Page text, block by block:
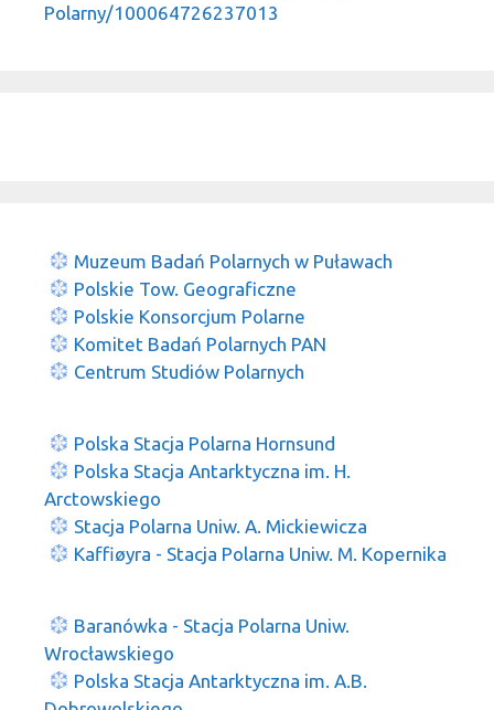
Polarny/100064726237013
Muzeum Badań Polarnych w Puławach
Polskie Tow. Geograficzne
Polskie Konsorcjum Polarne
Komitet Badań Polarnych PAN
Centrum Studiów Polarnych
Polska Stacja Polarna Hornsund
Polska Stacja Antarktyczna im. H.
Arctowskiego
Stacja Polarna Uniw. A. Mickiewicza
Kaffiøyra - Stacja Polarna Uniw. M. Kopernika
Baranówka - Stacja Polarna Uniw.
Wrocławskiego
Polska Stacja Antarktyczna im. A.B.